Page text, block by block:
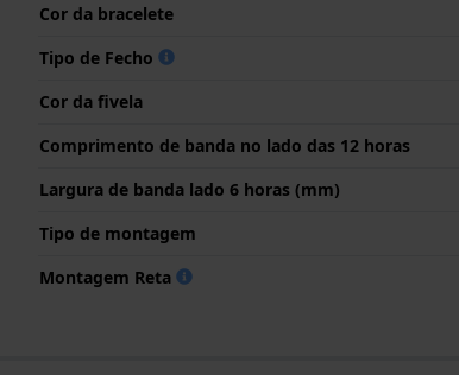
Cor da bracelete
Tipo de Fecho
Cor da fivela
Comprimento de banda no lado das 12 horas
Largura de banda lado 6 horas (mm)
Tipo de montagem
Montagem Reta